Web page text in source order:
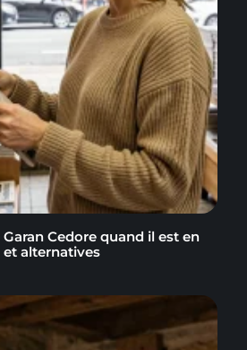
Cedore quand il est en
alternatives